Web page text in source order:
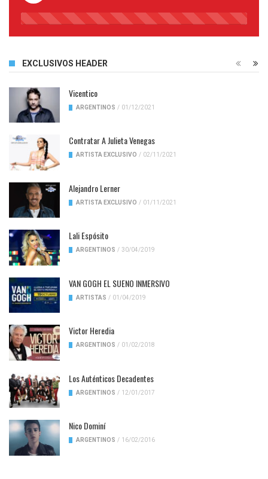
45%
EXCLUSIVOS HEADER
Vicentico
ARGENTINOS / 01/12/2021
Contratar A Julieta Venegas
ARTISTA EXCLUSIVO / 02/11/2021
Alejandro Lerner
ARTISTA EXCLUSIVO / 01/11/2021
Lali Espósito
ARGENTINOS / 30/04/2019
VAN GOGH EL SUENO INMERSIVO
ARTISTAS / 01/04/2019
Victor Heredia
ARGENTINOS / 01/02/2018
Los Auténticos Decadentes
ARGENTINOS / 12/01/2017
Nico Dominí
ARGENTINOS / 16/02/2016